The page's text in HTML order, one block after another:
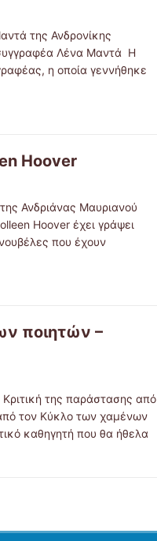
της Ανδρονίκης
Λένα Μαντά Η
η οποία γεννήθηκε
Hoover
Ανδριάνας Μαυριανού
Hoover έχει γράψει
που έχουν
ποιητών –
της παράστασης από
τον Κύκλο των χαμένων
καθηγητή που θα ήθελα